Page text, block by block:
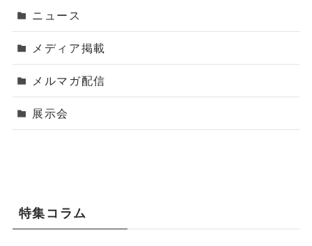
ニュース
メディア掲載
メルマガ配信
展示会
特集コラム